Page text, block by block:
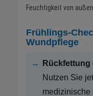
Feuchtigkeit von
Frühlings-
Wundpflege
→
Nutzen Sie
medizinische